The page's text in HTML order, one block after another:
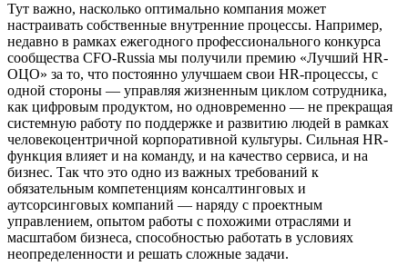
Тут важно, насколько оптимально компания может
настраивать собственные внутренние процессы. Например,
недавно в рамках ежегодного профессионального конкурса
сообщества CFO-Russia мы получили премию «Лучший HR-
ОЦО» за то, что постоянно улучшаем свои HR-процессы, с
одной стороны — управляя жизненным циклом сотрудника,
как цифровым продуктом, но одновременно — не прекращая
системную работу по поддержке и развитию людей в рамках
человекоцентричной корпоративной культуры. Сильная HR-
функция влияет и на команду, и на качество сервиса, и на
бизнес. Так что это одно из важных требований к
обязательным компетенциям консалтинговых и
аутсорсинговых компаний — наряду с проектным
управлением, опытом работы с похожими отраслями и
масштабом бизнеса, способностью работать в условиях
неопределенности и решать сложные задачи.